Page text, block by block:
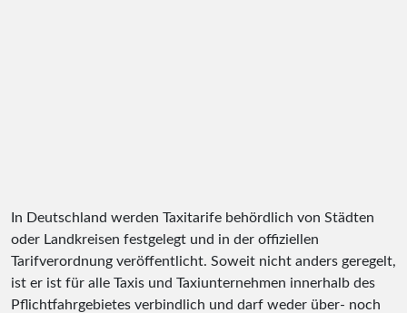
In Deutschland werden Taxitarife behördlich von Städten
oder Landkreisen festgelegt und in der offiziellen
Tarifverordnung veröffentlicht. Soweit nicht anders geregelt,
ist er ist für alle Taxis und Taxiunternehmen innerhalb des
Pflichtfahrgebietes verbindlich und darf weder über- noch